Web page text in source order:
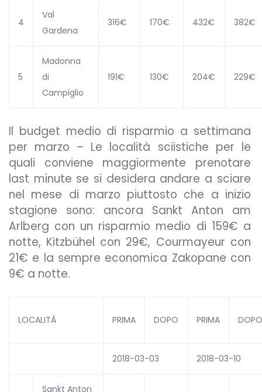
4
Val
Gardena
316€ 170€ 432€ 382€
5
Madonna
di
Campiglio
191€ 130€ 204€ 229€
Il budget medio di risparmio a settimana
per marzo – Le località sciistiche per le
quali conviene maggiormente prenotare
last minute se si desidera andare a sciare
nel mese di marzo piuttosto che a inizio
stagione sono: ancora Sankt Anton am
Arlberg con un risparmio medio di 159€ a
notte, Kitzbühel con 29€, Courmayeur con
21€ e la sempre economica Zakopane con
9€ a notte.
LOCALITÀ PRIMA DOPO PRIMA DOPO
2018-03-03 2018-03-10
Sankt Anton